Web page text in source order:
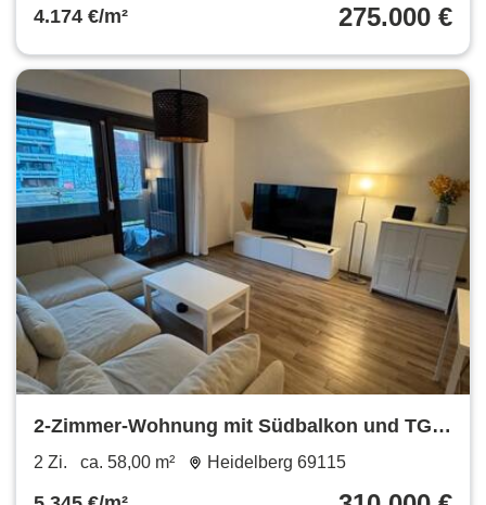
4.174 €/m² 275.000 €
2-Zimmer-Wohnung mit Südbalkon und TG
im Herzen Heidelbergs
2 Zi. ca. 58,00 m² Heidelberg 69115